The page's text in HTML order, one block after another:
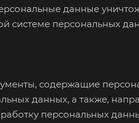
данные
персональных
содержащие
данных, а также,
персональных